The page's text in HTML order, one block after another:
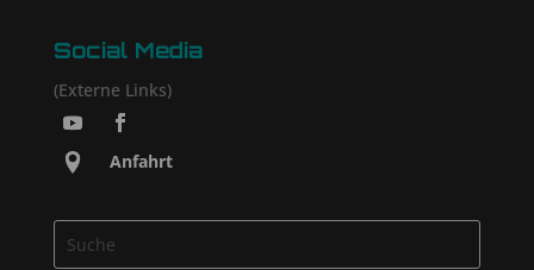
Social Media
(Externe Links)
Anfahrt